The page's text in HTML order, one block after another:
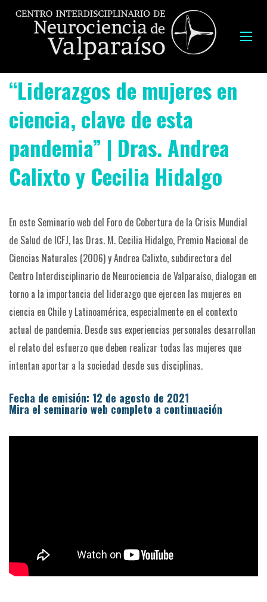
“Liderazgos de mujeres en
ciencia, clave de esta
pandemia” | Dras. Andrea
Calixto y Cecilia Hidalgo
En este Seminario web del Foro de Cobertura de la Crisis Mundial
de Salud de ICFJ, las Dras. M. Cecilia Hidalgo, Premio Nacional de
Ciencias Naturales (2006) y Andrea Calixto, subdirectora del
Centro Interdisciplinario de Neurociencia de Valparaíso, dialogan en
torno a la importancia del liderazgo que ejercen las mujeres en
ciencia en Chile y Latinoamérica, especialmente en el contexto
actual de pandemia. Desde sus experiencias personales desarrollan
el relato del esfuerzo que deben realizar todas las mujeres que
intentan aportar a la sociedad desde sus disciplinas.
Fecha de emisión: 12 de agosto de 2021
Mira el seminario web completo a continuación